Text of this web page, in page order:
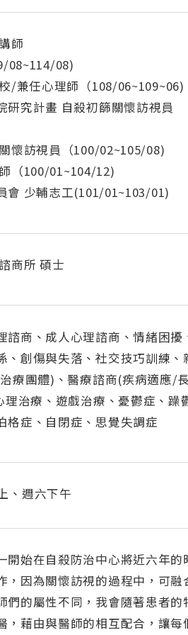
師
08~114/08)
/兼任心理師（108/06~109~06)
研究計畫 自殺初篩關懷訪視員
懷訪視員（100/02~105/08)
（100/01~104/12)
會 少輔志工(101/01~103/01)
商所 碩士
諮商、成人心理諮商、情緒困擾
、創傷與失落、社交技巧訓練、
療團體)、醫療諮商(疾病適應/
治療、遊戲治療、憂鬱症、躁
格症、自閉症、思覺失調症
、週六下午
始在自殺防治中心將近六年的
，因為關懷訪視的過程中，可融
們的屬性不同，我會隨著患者的
，藉由與醫師的相互配合，讓每